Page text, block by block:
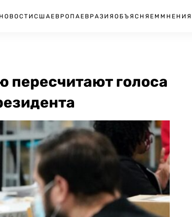
НОВОСТИ США ЕВРОПА ЕВРАЗИЯ ОБЪЯСНЯЕМ МНЕНИЯ
голоса